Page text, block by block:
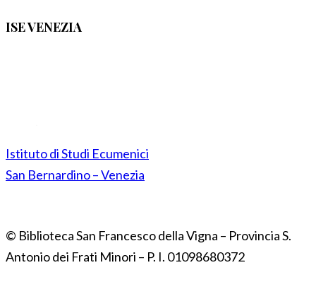
ISE VENEZIA
Istituto di Studi Ecumenici
San Bernardino – Venezia
© Biblioteca San Francesco della Vigna – Provincia S.
Antonio dei Frati Minori – P. I. 01098680372